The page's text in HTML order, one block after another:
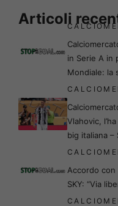
Articoli
in Serie A in
Mondiale: la
Vlahovic,
big italiana –
Accordo con
SKY: “Via